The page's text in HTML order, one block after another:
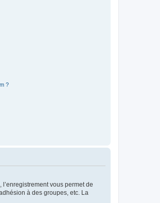
?
vous permet de
à des groupes, etc. La